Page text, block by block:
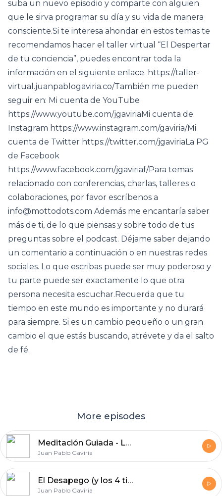
suba un nuevo episodio y comparte con alguien
que le sirva programar su día y su vida de manera
consciente.Si te interesa ahondar en estos temas te
recomendamos hacer el taller virtual “El Despertar
de tu conciencia”, puedes encontrar toda la
información en el siguiente enlace. https://taller-
virtual.juanpablogaviria.co/También me pueden
seguir en: Mi cuenta de YouTube
https://www.youtube.com/jgaviriaMi cuenta de
Instagram https://www.instagram.com/gaviria/Mi
cuenta de Twitter https://twitter.com/jgaviriaLa PG
de Facebook
https://www.facebook.com/jgaviriaf/Para temas
relacionado con conferencias, charlas, talleres o
colaboraciones, por favor escríbenos a
info@mottodots.com Además me encantaría saber
más de ti, de lo que piensas y sobre todo de tus
preguntas sobre el podcast. Déjame saber dejando
un comentario a continuación o en nuestras redes
sociales. Lo que escribas puede ser muy poderoso y
tu parte puede ser exactamente lo que otra
persona necesita escuchar.Recuerda que tu
tiempo en este mundo es importante y no durará
para siempre. Si es un cambio pequeño o un gran
cambio el que estás buscando, atrévete y da el salto
de fé.
More episodes
Meditación Guiada - La Energía del Amor
Juan Pablo Gaviria
El Desapego (y los 4 tipos de apego)
Juan Pablo Gaviria